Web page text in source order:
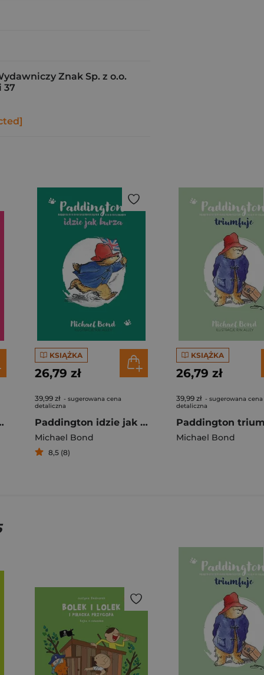
Znak Sp. z o.o.
37
2023
KSIĄŻKA
26,79 zł
39,99 zł - sugerowana cena
detaliczna
Paddington idzie jak burza
Michael Bond
8,5 (8)
KSIĄŻKA
26,79 zł
39,99 zł - sugerowana cena
detaliczna
Paddington
Michael Bond